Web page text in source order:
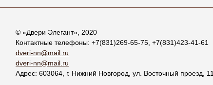
© «Двери Элегант», 2020
Контактные телефоны: +7(831)269-65-75 +7(831)423-41-61
dveri-nn@mail.ru
dveri-nn@mail.ru
Адрес: 603064 , г. Нижний Новгород ул. Восточный проезд, 11